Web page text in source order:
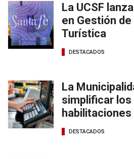
La UCSF
en Gestión
Turística
DESTACADOS
La
simplificar
DESTACADOS